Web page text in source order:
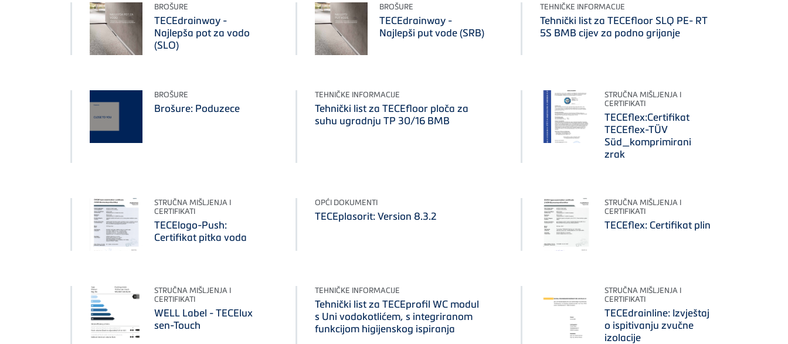
BROŠURE
TECEdrainway -
Najlepša pot za vodo
(SLO)
BROŠURE
TECEdrainway -
Najlepši put vode (SRB)
TEHNIČKE INFORMACIJE
Tehnički list za TECEfloor SLQ PE- RT
5S BMB cijev za podno grijanje
BROŠURE
Brošure: Poduzece
TEHNIČKE INFORMACIJE
Tehnički list za TECEfloor ploča za
suhu ugradnju TP 30/16 BMB
STRUČNA MIŠLJENJA I
CERTIFIKATI
TECEflex:Certifikat
TECEflex-TÜV
Süd_komprimirani
zrak
STRUČNA MIŠLJENJA I
CERTIFIKATI
TECElogo-Push:
Certifikat pitka voda
OPĆI DOKUMENTI
TECEplasorit: Version 8.3.2
STRUČNA MIŠLJENJA I
CERTIFIKATI
TECEflex: Certifikat plin
STRUČNA MIŠLJENJA I
CERTIFIKATI
WELL Label - TECElux
sen-Touch
TEHNIČKE INFORMACIJE
Tehnički list za TECEprofil WC modul
s Uni vodokotlićem, s integriranom
funkcijom higijenskog ispiranja
STRUČNA MIŠLJENJA I
CERTIFIKATI
TECEdrainline: Izvještaj
o ispitivanju zvučne
izolacije